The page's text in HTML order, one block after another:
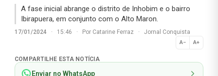
A fase inicial abrange o distrito de Inhobim e o bairro
Ibirapuera, em conjunto com o Alto Maron.
17/01/2024 · 15:46 · Por Catarine Ferraz · Jornal Conquista
A− A+
Normal
COMPARTILHE ESTA NOTÍCIA
Enviar no WhatsApp